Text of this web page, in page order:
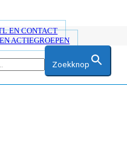
EN CONTACT
ACTIEGROEPEN
Zoekknop